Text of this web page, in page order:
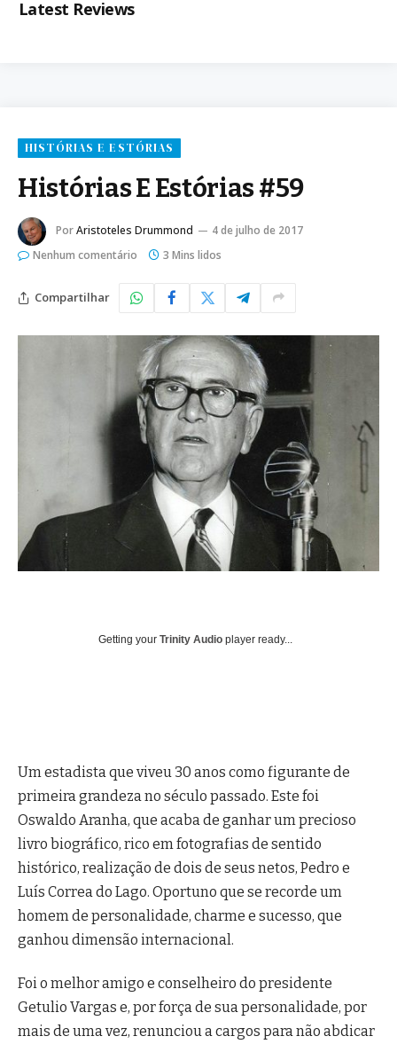
Latest Reviews
HISTÓRIAS E ESTÓRIAS
Histórias E Estórias #59
PorAristoteles Drummond
4 de julho de 2017
Nenhum comentário
3 Mins lidos
Compartilhar
Getting your Trinity Audio player ready...
Um estadista que viveu 30 anos como figurante de
primeira grandeza no século passado. Este foi
Oswaldo Aranha, que acaba de ganhar um precioso
livro biográfico, rico em fotografias de sentido
histórico, realização de dois de seus netos, Pedro e
Luís Correa do Lago. Oportuno que se recorde um
homem de personalidade, charme e sucesso, que
ganhou dimensão internacional.
Foi o melhor amigo e conselheiro do presidente
Getulio Vargas e, por força de sua personalidade, por
mais de uma vez, renunciou a cargos para não abdicar